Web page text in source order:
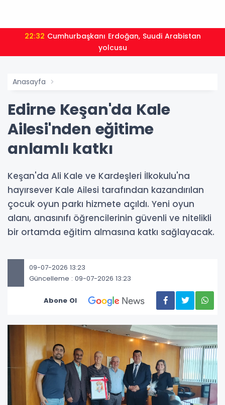
22:32
yolcusu
Anasayfa
Edirne Keşan'da Kale
Ailesi'nden eğitime
anlamlı katkı
Keşan'da Ali Kale ve Kardeşleri İlkokulu'na
hayırsever Kale Ailesi tarafından kazandırılan
çocuk oyun parkı hizmete açıldı. Yeni oyun
alanı, anasınıfı öğrencilerinin güvenli ve nitelikli
bir ortamda eğitim almasına katkı sağlayacak.
09-07-2026 13:23
Güncelleme : 09-07-2026 13:23
Abone Ol